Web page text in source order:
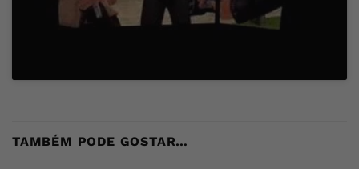
TAMBÉM PODE GOSTAR…